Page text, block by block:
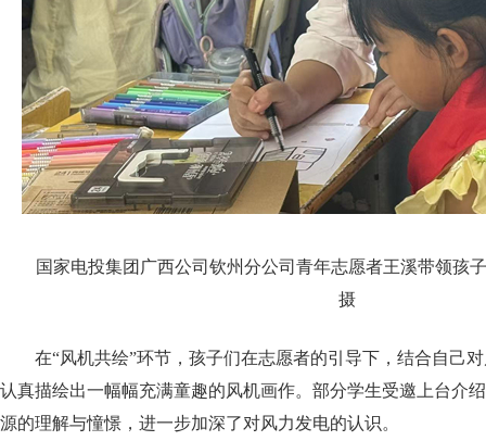
国家电投集团广西公司钦州分公司青年志愿者王溪带领孩
摄
在“风机共绘”环节，孩子们在志愿者的引导下，结合自己
认真描绘出一幅幅充满童趣的风机画作。部分学生受邀上台介
源的理解与憧憬，进一步加深了对风力发电的认识。